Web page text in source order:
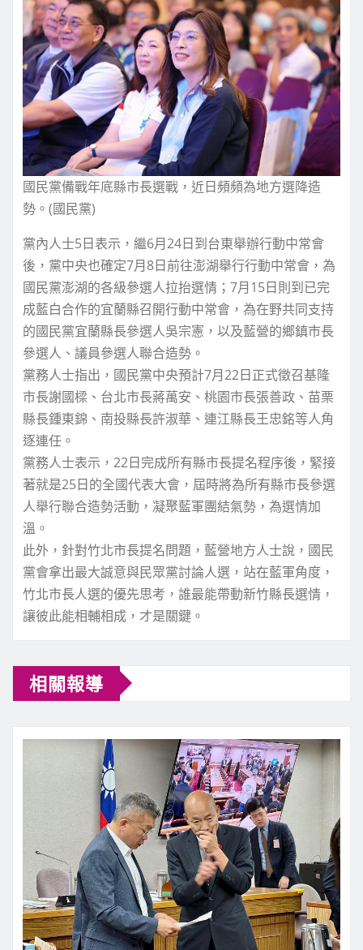
國民黨備戰年底縣市長選戰，近日頻頻為地方選降造
勢。(國民黨)
黨內人士5日表示，繼6月24日到台東舉辦行動中常會
後，黨中央也確定7月8日前往澎湖舉行行動中常會，為
國民黨澎湖的各級參選人拉抬選情；7月15日則到已完
成藍白合作的宜蘭縣召開行動中常會，為在野共同支持
的國民黨宜蘭縣長參選人吳宗憲，以及藍營的鄉鎮市長
參選人、議員參選人聯合造勢。
黨務人士指出，國民黨中央預計7月22日正式徵召基隆
市長謝國樑、台北市長蔣萬安、桃園市長張善政、苗栗
縣長鍾東錦、南投縣長許淑華、連江縣長王忠銘等人角
逐連任。
黨務人士表示，22日完成所有縣市長提名程序後，緊接
著就是25日的全國代表大會，屆時將為所有縣市長參選
人舉行聯合造勢活動，凝聚藍軍團結氣勢，為選情加
溫。
此外，針對竹北市長提名問題，藍營地方人士說，國民
黨會拿出最大誠意與民眾黨討論人選，站在藍軍角度，
竹北市長人選的優先思考，誰最能帶動新竹縣長選情，
讓彼此能相輔相成，才是關鍵。
相關報導